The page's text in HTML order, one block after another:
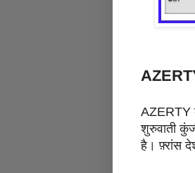
AZERTY
शुरुवाती
है। फ़्रांस